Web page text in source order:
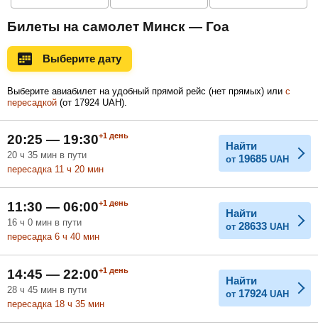
Сентябрь
Ноябрь
Билеты на самолет Минск — Гоа
Выберите дату
Выберите авиабилет на удобный прямой рейс (нет прямых) или с
пересадкой (от 17924 UAH).
20:25 — 19:30+1 день
20 ч 35 мин в пути
пересадка 11 ч 20 мин
Найти
от 19685 UAH
11:30 — 06:00+1 день
16 ч 0 мин в пути
пересадка 6 ч 40 мин
Найти
от 28633 UAH
14:45 — 22:00+1 день
28 ч 45 мин в пути
пересадка 18 ч 35 мин
Найти
от 17924 UAH